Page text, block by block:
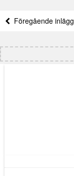
Föregående inlägg